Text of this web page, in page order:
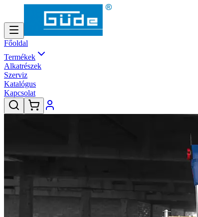
Főoldal
Termékek
Alkatrészek
Szerviz
Katalógus
Kapcsolat